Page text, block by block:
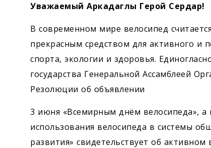
Уважаемый Аркадаглы Герой Сердар!
В современном мире велосипед
прекрасным средством для активного и
спорта, экологии и здоровья.
государства Генеральной Ассамблеей
Резолюции об объявлении
3 июня «Всемирным днём велосипеда», а
использования велосипеда в системы
развития» свидетельствует об